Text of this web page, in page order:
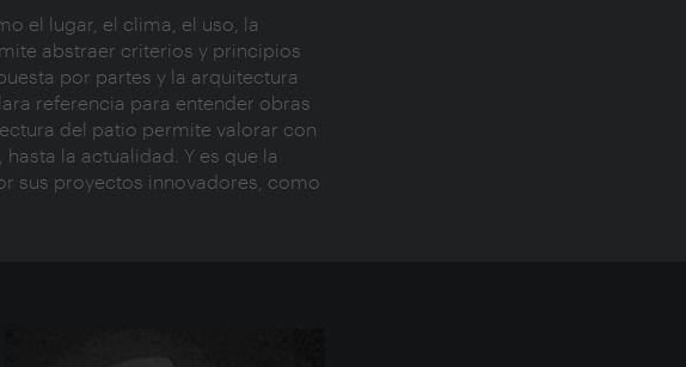
el lugar, el clima, el uso, la
abstraer criterios y principios
por partes y la arquitectura
referencia para entender obras
del patio permite valorar con
la actualidad. Y es que la
sus proyectos innovadores, como